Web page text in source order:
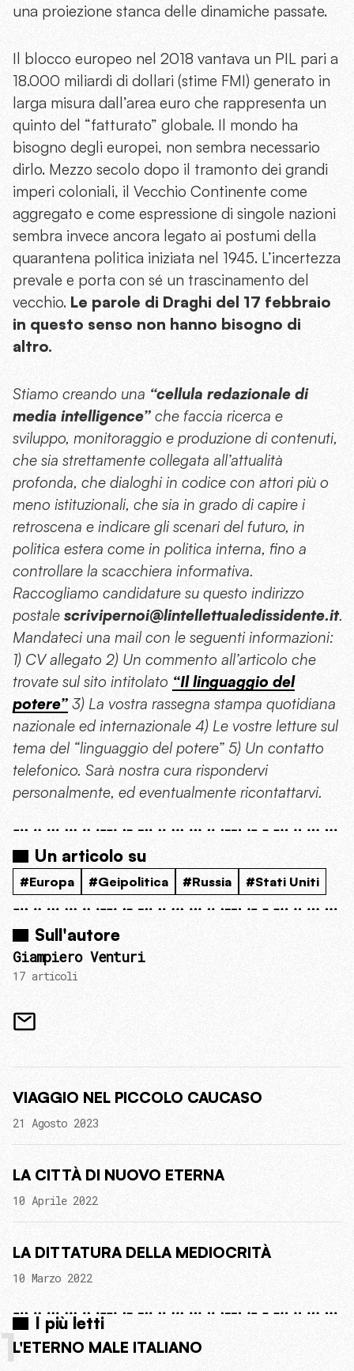
una proiezione stanca delle dinamiche passate.
Il blocco europeo nel 2018 vantava un PIL pari a
18.000 miliardi di dollari (stime FMI) generato in
larga misura dall’area euro che rappresenta un
quinto del “fatturato” globale. Il mondo ha
bisogno degli europei, non sembra necessario
dirlo. Mezzo secolo dopo il tramonto dei grandi
imperi coloniali, il Vecchio Continente come
aggregato e come espressione di singole nazioni
sembra invece ancora legato ai postumi della
quarantena politica iniziata nel 1945. L’incertezza
prevale e porta con sé un trascinamento del
vecchio. Le parole di Draghi del 17 febbraio
in questo senso non hanno bisogno di
altro.
Stiamo creando una “cellula redazionale di
media intelligence” che faccia ricerca e
sviluppo, monitoraggio e produzione di contenuti,
che sia strettamente collegata all’attualità
profonda, che dialoghi in codice con attori più o
meno istituzionali, che sia in grado di capire i
retroscena e indicare gli scenari del futuro, in
politica estera come in politica interna, fino a
controllare la scacchiera informativa.
Raccogliamo candidature su questo indirizzo
postale scrivipernoi@lintellettualedissidente.it.
Mandateci una mail con le seguenti informazioni:
1) CV allegato 2) Un commento all’articolo che
trovate sul sito intitolato “Il linguaggio del
potere” 3) La vostra rassegna stampa quotidiana
nazionale ed internazionale 4) Le vostre letture sul
tema del “linguaggio del potere” 5) Un contatto
telefonico. Sarà nostra cura rispondervi
personalmente, ed eventualmente ricontattarvi.
Un articolo su
#Europa #Geipolitica #Russia #Stati Uniti
Sull'autore
Giampiero Venturi
17 articoli
VIAGGIO NEL PICCOLO CAUCASO
21 Agosto 2023
LA CITTÀ DI NUOVO ETERNA
10 Aprile 2022
LA DITTATURA DELLA MEDIOCRITÀ
10 Marzo 2022
I più letti
1L'ETERNO MALE ITALIANO